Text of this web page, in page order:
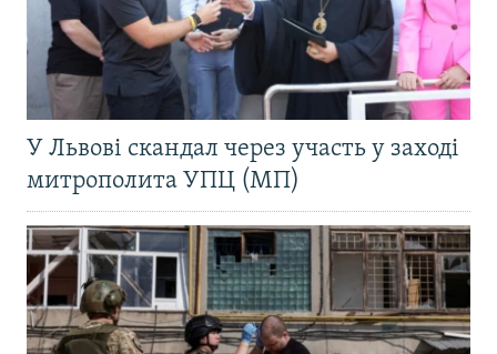
У Львові скандал через участь у заході
митрополита УПЦ (МП)